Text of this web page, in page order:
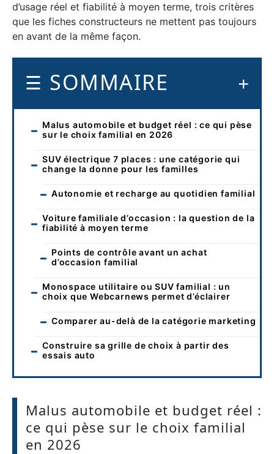
d’usage réel et fiabilité à moyen terme, trois critères
que les fiches constructeurs ne mettent pas toujours
en avant de la même façon.
SOMMAIRE
Malus automobile et budget réel : ce qui pèse
sur le choix familial en 2026
SUV électrique 7 places : une catégorie qui
change la donne pour les familles
Autonomie et recharge au quotidien familial
Voiture familiale d’occasion : la question de la
fiabilité à moyen terme
Points de contrôle avant un achat
d’occasion familial
Monospace utilitaire ou SUV familial : un
choix que Webcarnews permet d’éclairer
Comparer au-delà de la catégorie marketing
Construire sa grille de choix à partir des
essais auto
Malus automobile et budget réel :
ce qui pèse sur le choix familial
en 2026